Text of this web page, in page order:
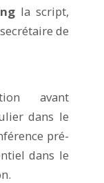
la script,
de
avant
dans le
pré-
dans le